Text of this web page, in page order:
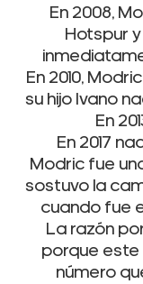
En 2008,
Hotspur
En 2010,
su hijo Ivano
En
En 2017
Modric fue
sostuvo la
cuando fue
La razón
porque este
número